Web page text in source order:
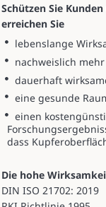
Schützen Sie
erreichen Sie
lebenslange
nachweislich
dauerhaft
eine gesunde
einen
dass
Die hohe
DIN ISO 21702: 2019